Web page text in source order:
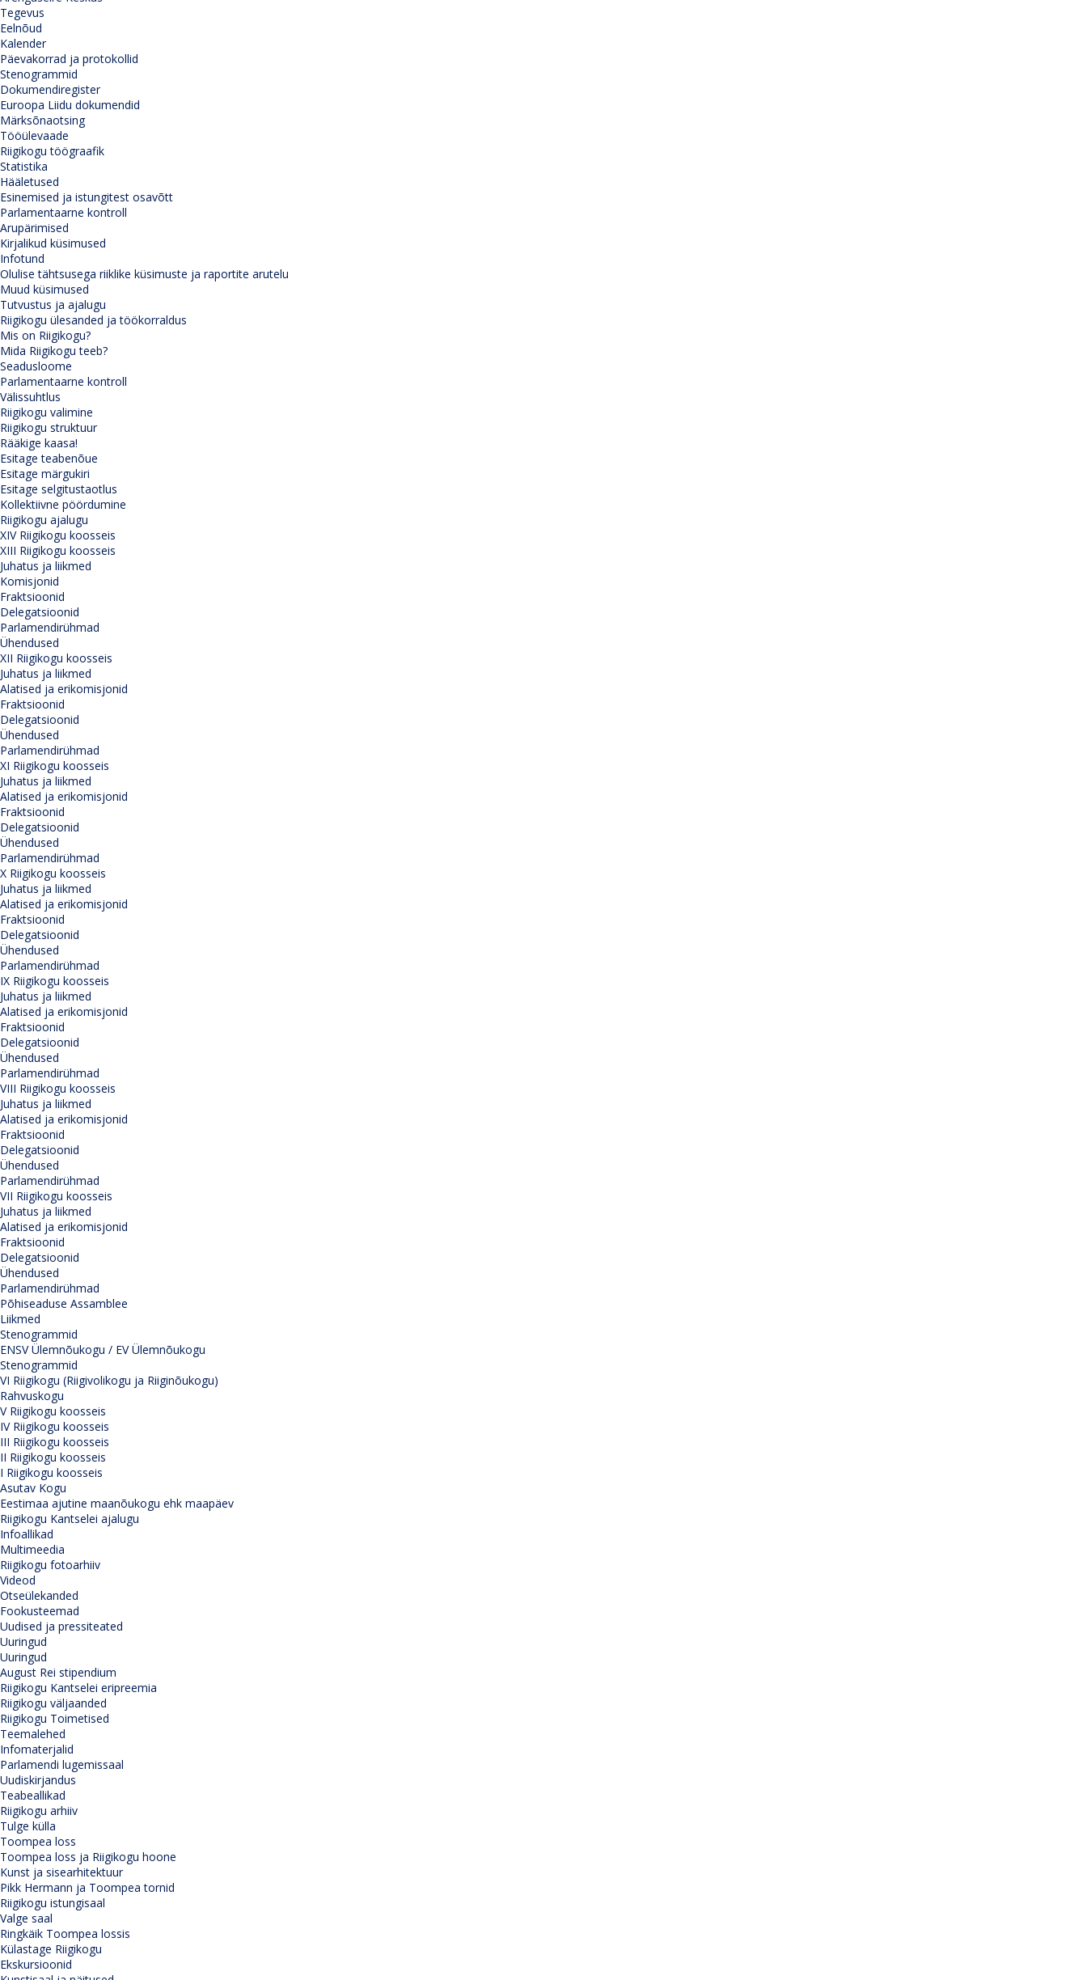
Tegevus
Eelnõud
Kalender
Päevakorrad ja protokollid
Stenogrammid
Dokumendiregister
Euroopa Liidu dokumendid
Märksõnaotsing
Tööülevaade
Riigikogu töögraafik
Statistika
Hääletused
Esinemised ja istungitest osavõtt
Parlamentaarne kontroll
Arupärimised
Kirjalikud küsimused
Infotund
Olulise tähtsusega riiklike küsimuste ja raportite arutelu
Muud küsimused
Tutvustus ja ajalugu
Riigikogu ülesanded ja töökorraldus
Mis on Riigikogu?
Mida Riigikogu teeb?
Seadusloome
Parlamentaarne kontroll
Välissuhtlus
Riigikogu valimine
Riigikogu struktuur
Rääkige kaasa!
Esitage teabenõue
Esitage märgukiri
Esitage selgitustaotlus
Kollektiivne pöördumine
Riigikogu ajalugu
XIV Riigikogu koosseis
XIII Riigikogu koosseis
Juhatus ja liikmed
Komisjonid
Fraktsioonid
Delegatsioonid
Parlamendirühmad
Ühendused
XII Riigikogu koosseis
Juhatus ja liikmed
Alatised ja erikomisjonid
Fraktsioonid
Delegatsioonid
Ühendused
Parlamendirühmad
XI Riigikogu koosseis
Juhatus ja liikmed
Alatised ja erikomisjonid
Fraktsioonid
Delegatsioonid
Ühendused
Parlamendirühmad
X Riigikogu koosseis
Juhatus ja liikmed
Alatised ja erikomisjonid
Fraktsioonid
Delegatsioonid
Ühendused
Parlamendirühmad
IX Riigikogu koosseis
Juhatus ja liikmed
Alatised ja erikomisjonid
Fraktsioonid
Delegatsioonid
Ühendused
Parlamendirühmad
VIII Riigikogu koosseis
Juhatus ja liikmed
Alatised ja erikomisjonid
Fraktsioonid
Delegatsioonid
Ühendused
Parlamendirühmad
VII Riigikogu koosseis
Juhatus ja liikmed
Alatised ja erikomisjonid
Fraktsioonid
Delegatsioonid
Ühendused
Parlamendirühmad
Põhiseaduse Assamblee
Liikmed
Stenogrammid
ENSV Ülemnõukogu / EV Ülemnõukogu
Stenogrammid
VI Riigikogu (Riigivolikogu ja Riiginõukogu)
Rahvuskogu
V Riigikogu koosseis
IV Riigikogu koosseis
III Riigikogu koosseis
II Riigikogu koosseis
I Riigikogu koosseis
Asutav Kogu
Eestimaa ajutine maanõukogu ehk maapäev
Riigikogu Kantselei ajalugu
Infoallikad
Multimeedia
Riigikogu fotoarhiiv
Videod
Otseülekanded
Fookusteemad
Uudised ja pressiteated
Uuringud
Uuringud
August Rei stipendium
Riigikogu Kantselei eripreemia
Riigikogu väljaanded
Riigikogu Toimetised
Teemalehed
Infomaterjalid
Parlamendi lugemissaal
Uudiskirjandus
Teabeallikad
Riigikogu arhiiv
Tulge külla
Toompea loss
Toompea loss ja Riigikogu hoone
Kunst ja sisearhitektuur
Pikk Hermann ja Toompea tornid
Riigikogu istungisaal
Valge saal
Ringkäik Toompea lossis
Külastage Riigikogu
Ekskursioonid